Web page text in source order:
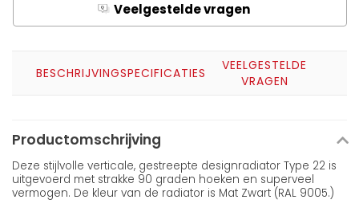
Q Veelgestelde vragen
BESCHRIJVINGSPECIFICATIES
VEELGESTELDE
VRAGEN
Productomschrijving
Deze stijlvolle verticale, gestreepte designradiator Type 22 is
uitgevoerd met strakke 90 graden hoeken en superveel
vermogen. De kleur van de radiator is Mat Zwart (RAL 9005.)